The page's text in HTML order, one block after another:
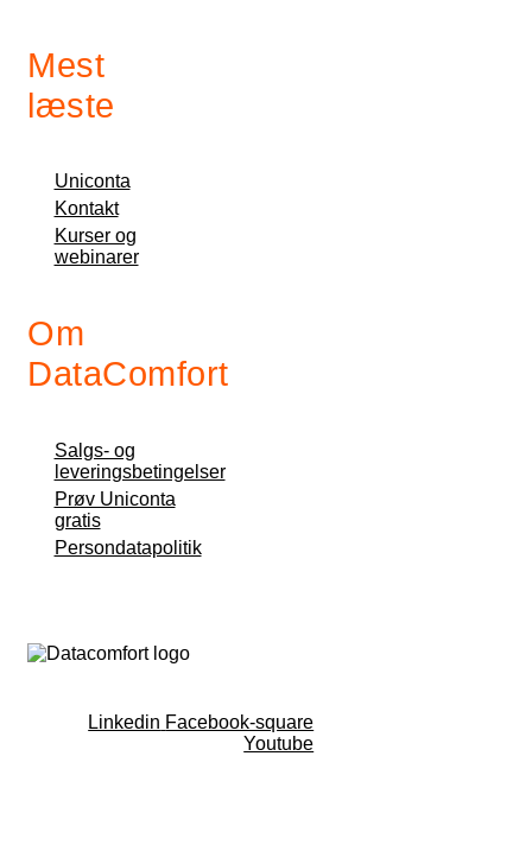
Mest
læste
Uniconta
Kontakt
Kurser og
webinarer
Om
DataComfort
Salgs- og
leveringsbetingelser
Prøv Uniconta
gratis
Persondatapolitik
Linkedin Facebook-square
Youtube